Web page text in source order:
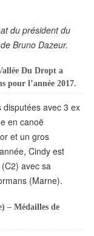
du président du
Bruno Dazeur.
Du Dropt a
pour l’année 2017.
avec 3 ex
en canoë
et un gros
Cindy est
avec sa
(Marne).
– Médailles de